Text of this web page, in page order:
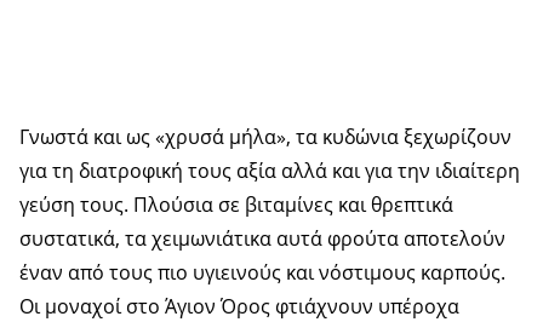
Γνωστά και ως «χρυσά μήλα», τα κυδώνια ξεχωρίζουν
για τη διατροφική τους αξία αλλά και για την ιδιαίτερη
γεύση τους. Πλούσια σε βιταμίνες και θρεπτικά
συστατικά, τα χειμωνιάτικα αυτά φρούτα αποτελούν
έναν από τους πιο υγιεινούς και νόστιμους καρπούς.
Οι μοναχοί στο Άγιον Όρος φτιάχνουν υπέροχα